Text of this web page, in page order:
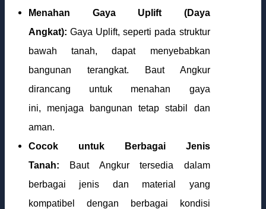
Menahan Gaya Uplift (Daya
Angkat): Gaya Uplift, seperti pada struktur
bawah tanah, dapat menyebabkan
bangunan terangkat. Baut Angkur
dirancang untuk menahan gaya
ini, menjaga bangunan tetap stabil dan
aman.
Cocok untuk Berbagai Jenis
Tanah: Baut Angkur tersedia dalam
berbagai jenis dan material yang
kompatibel dengan berbagai kondisi